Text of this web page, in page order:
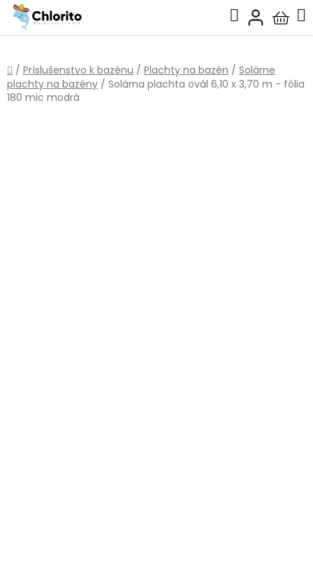
Prejsť
obsah
Hľadať
košík
Domov
/ Príslušenstvo k bazénu / Plachty na bazén / Solárne
plachty na bazény / Solárna plachta ovál 6,10 x 3,70 m - fólia
180 mic modrá